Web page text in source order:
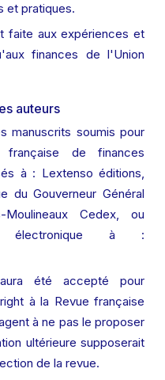
et pratiques.
faite aux expériences et
finances de l'Union
auteurs
manuscrits soumis pour
de finances
à : Lextenso éditions,
du Gouverneur Général
Moulineaux Cedex, ou
été accepté pour
à la Revue française
à ne pas le proposer
ultérieure supposerait
de la revue.